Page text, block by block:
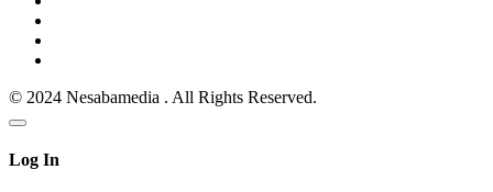
© 2024 Nesabamedia . All Rights Reserved.
Log In